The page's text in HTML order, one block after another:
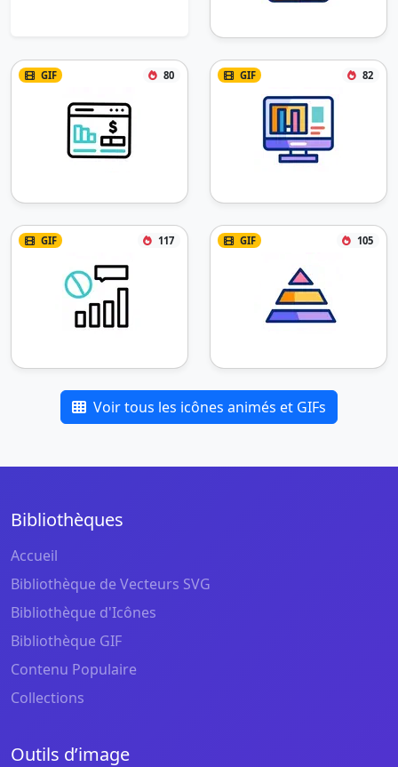
GIF 80 GIF 82
GIF 117 GIF 105
Voir tous les icônes animés et GIFs
Bibliothèques
Accueil
Bibliothèque de Vecteurs SVG
Bibliothèque d'Icônes
Bibliothèque GIF
Contenu Populaire
Collections
Outils d’image